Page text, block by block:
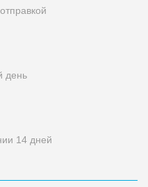
день
14 дней